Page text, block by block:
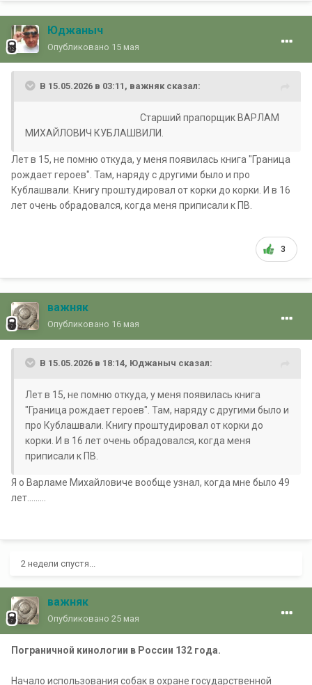
Юджаныч
Опубликовано 15 мая
В 15.05.2026 в 03:11, важняксказал:
Старший прапорщик ВАРЛАМ
МИХАЙЛОВИЧ КУБЛАШВИЛИ.
Лет в 15, не помню откуда, у меня появилась книга "Граница
рождает героев". Там, наряду с другими было и про
Кублашвали. Книгу проштудировал от корки до корки. И в 16
лет очень обрадовался, когда меня приписали к ПВ.
3
важняк
Опубликовано 16 мая
В 15.05.2026 в 18:14, Юджаныч сказал:
Лет в 15, не помню откуда, у меня появилась книга
"Граница рождает героев". Там, наряду с другими было и
про Кублашвали. Книгу проштудировал от корки до
корки. И в 16 лет очень обрадовался, когда меня
приписали к ПВ.
Я о Варламе Михайловиче вообще узнал, когда мне было 49
лет.........
2 недели спустя...
важняк
Опубликовано 25 мая
Пограничной кинологии в России 132 года.
Начало использования собак в охране государственной